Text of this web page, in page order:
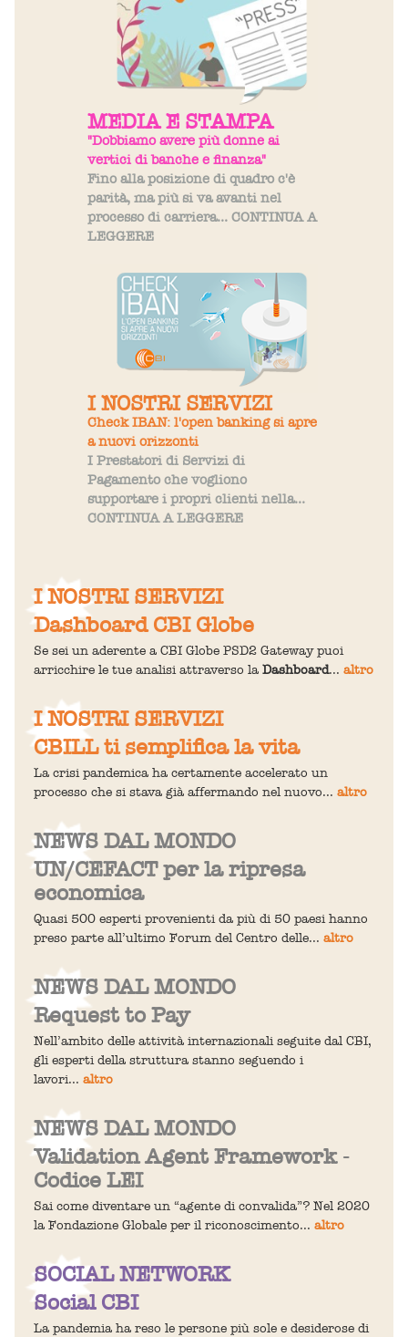
MEDIA E STAMPA
"Dobbiamo avere più donne ai
vertici di banche e finanza"
Fino alla posizione di quadro c'è
parità, ma più si va avanti nel
processo di carriera... CONTINUA A
LEGGERE
I NOSTRI SERVIZI
Check IBAN: l'open banking si apre
a nuovi orizzonti
I Prestatori di Servizi di
Pagamento che vogliono
supportare i propri clienti nella...
CONTINUA A LEGGERE
I NOSTRI SERVIZI
Dashboard CBI Globe
Se sei un aderente a CBI Globe PSD2 Gateway puoi
arricchire le tue analisi attraverso la Dashboard... altro
I NOSTRI SERVIZI
CBILL ti semplifica la vita
La crisi pandemica ha certamente accelerato un
processo che si stava già affermando nel nuovo... altro
NEWS DAL MONDO
UN/CEFACT per la ripresa
economica
Quasi 500 esperti provenienti da più di 50 paesi hanno
preso parte all’ultimo Forum del Centro delle... altro
NEWS DAL MONDO
Request to Pay
Nell’ambito delle attività internazionali seguite dal CBI,
gli esperti della struttura stanno seguendo i
lavori... altro
NEWS DAL MONDO
Validation Agent Framework -
Codice LEI
Sai come diventare un “agente di convalida”? Nel 2020
la Fondazione Globale per il riconoscimento... altro
SOCIAL NETWORK
Social CBI
La pandemia ha reso le persone più sole e desiderose di